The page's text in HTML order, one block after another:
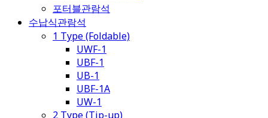
포터블관람석
수납식관람석
1 Type (Foldable)
UWF-1
UBF-1
UB-1
UBF-1A
UW-1
2 Type (Tip-up)